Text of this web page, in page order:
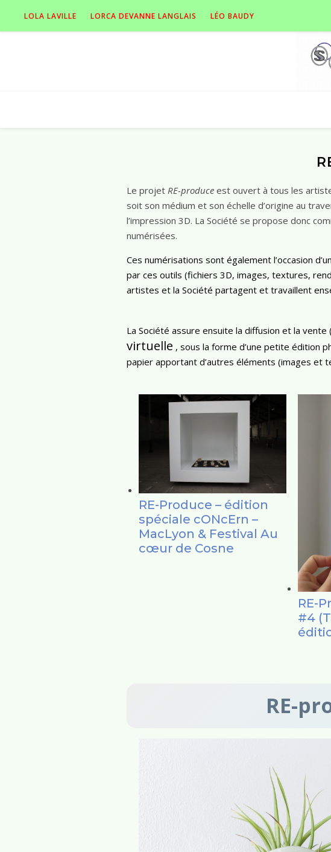
LOLA LAVILLE LORCA DEVANNE LANGLAIS LÉO BAUDY
Le projet RE-produce est ouvert à tous les
soit son médium et son échelle d’origine au
l’impression 3D. La Société se propose donc
numérisées.
Ces numérisations sont également l’occasion
par ces outils (fichiers 3D, images, textures,
artistes et la Société partagent et travaillent
La Société assure ensuite la diffusion et la
virtuelle , sous la forme d’une petite édition
papier apportant d’autres éléments (images et
RE-Produce – édition
spéciale cONcErn –
MacLyon & Festival Au
cœur de Cosne
RE-
#4
RE-